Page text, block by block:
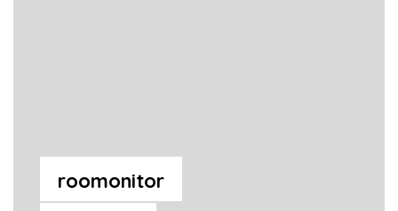
roomonitor